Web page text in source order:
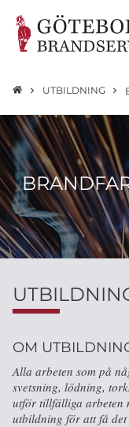
UTBILDNING
OM
Alla arbeten som på
svetsning, lödning,
utför tillfälliga arbeten
utbildning för att få